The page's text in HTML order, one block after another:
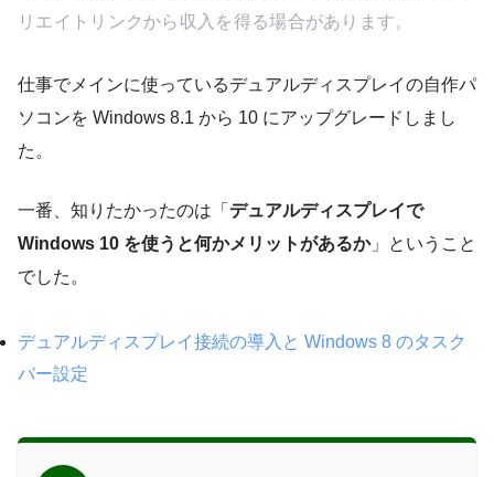
リエイトリンクから収入を得る場合があります。
仕事でメインに使っているデュアルディスプレイの自作パ
ソコンを Windows 8.1 から 10 にアップグレードしまし
た。
一番、知りたかったのは「 デュアルディスプレイで
Windows 10 を使うと何かメリットがあるか」ということ
でした。
デュアルディスプレイ接続の導入と Windows 8 のタスク
バー設定